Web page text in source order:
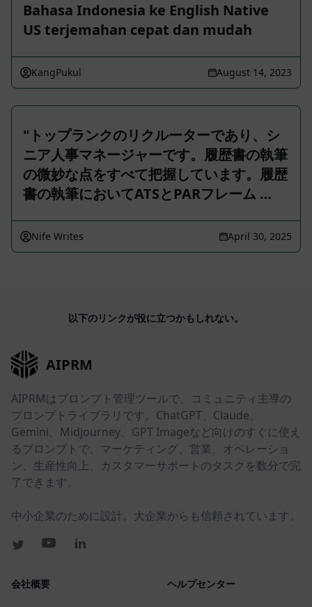
Bahasa Indonesia ke English Native
US terjemahan cepat dan mudah
KangPukul August 14, 2023
"トップランクのリクルーターであり、シ
ニア人事マネージャーです。履歴書の執筆
の微妙な点をすべて把握しています。履歴
書の執筆においてATSとPARフレーム …
Nife Writes April 30, 2025
以下のリンクが役に立つかもしれない。
AIPRM
AIPRMはプロンプト管理ツールで、コミュニティ主導の
プロンプトライブラリです。ChatGPT、Claude、
Gemini、Midjourney、GPT Imageなど向けのすぐに使え
るプロンプトで、マーケティング、営業、オペレーショ
ン、生産性向上、カスタマーサポートのタスクを数分で完
了できます。
中小企業のために設計。大企業からも信頼されています。
会社概要 ヘルプセンター